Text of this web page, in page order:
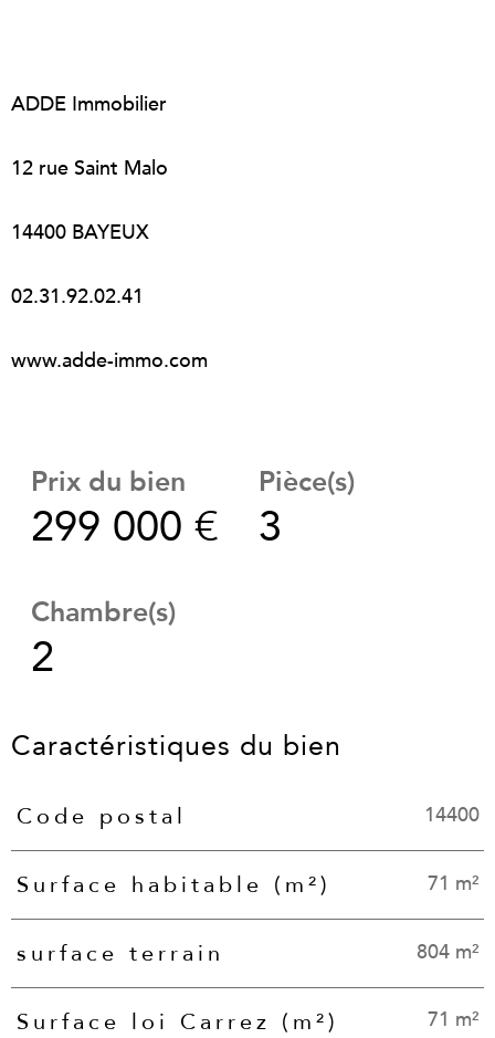
ADDE Immobilier
12 rue Saint Malo
14400 BAYEUX
02.31.92.02.41
www.adde-immo.com
Prix du bien
299 000 €
Pièce(s)
3
Chambre(s)
2
Caractéristiques du bien
Caractéristiques Valeurs
Code postal 14400
Surface habitable (m²) 71 m²
surface terrain 804 m²
Surface loi Carrez (m²) 71 m²